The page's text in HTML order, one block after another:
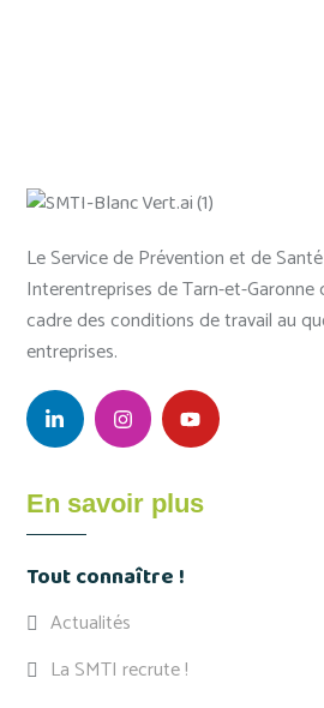
Le Service de Prévention et de
Interentreprises de Tarn-et-
cadre des conditions de travail au
entreprises.
En savoir plus
Tout connaître !
Actualités
La SMTI recrute !